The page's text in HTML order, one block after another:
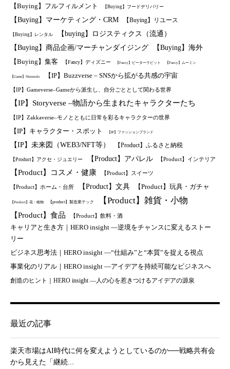
【Buying】フルフィルメント 【Buying】フードデリバリー
【Buying】マーケティング・CRM 【Buying】リユース
【Buying】レンタル
【buying】ロジスティクス（流通）
【Buying】商品企画/マーチャンダイジング
【Buying】海外
【Buying】集客
【Fancy】ディズニー 【Fancy】ピーターラビット 【Fancy】ムーミン
【Game】Nintendo 【IP】Buzzverse – SNSから拡がる共感の宇宙
【IP】Gameverse–Gameから派生し、自分ごととして関わる世界
【IP】Storyverse –物語から生まれたキャラクターたち
【IP】Zakkaverse–モノとともに日常を彩るキャラクターの世界
【IP】キャラクター・スポット 【IP】ファッションブランド
【IP】未来図（WEB3/NFT等） 【Product】ふるさと納税
【Product】アクセ・ジュエリー 【Product】アパレル 【Product】インテリア
【Product】コスメ・健康 【Product】スイーツ
【Product】ホーム・台所 【Product】文具 【Product】玩具・ガチャ
【Product】花・植物 【product】製造業テック 【Product】雑貨・小物
【Product】食品 【Product】飲料・酒
キャリアと生き方｜HERO insight —逆境をチャンスに変えるストー
リー
ビジネス思考法｜HERO insight —“仕組み”と“本質”を捉える視点
事業化のリアル｜HERO insight —アイデアを持続可能なビジネスへ
創造のヒント｜HERO insight —人の心を惹きつけるアイデアの源泉
最近の記事
楽天市場はAI時代に何を変えようとしているのか──戦略共有会
から見えた「継続...